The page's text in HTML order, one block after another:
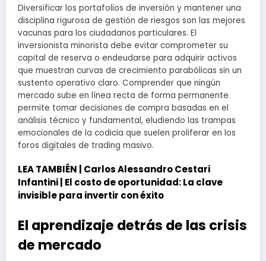
Diversificar los portafolios de inversión y mantener una
disciplina rigurosa de gestión de riesgos son las mejores
vacunas para los ciudadanos particulares. El
inversionista minorista debe evitar comprometer su
capital de reserva o endeudarse para adquirir activos
que muestran curvas de crecimiento parabólicas sin un
sustento operativo claro. Comprender que ningún
mercado sube en línea recta de forma permanente
permite tomar decisiones de compra basadas en el
análisis técnico y fundamental, eludiendo las trampas
emocionales de la codicia que suelen proliferar en los
foros digitales de trading masivo.
LEA TAMBIÉN | Carlos Alessandro Cestari
Infantini | El costo de oportunidad: La clave
invisible para invertir con éxito
El aprendizaje detrás de las crisis
de mercado